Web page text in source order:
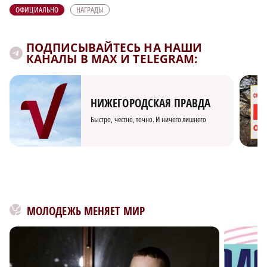
ОФИЦИАЛЬНО НАГРАДЫ
ПОДПИСЫВАЙТЕСЬ НА НАШИ
КАНАЛЫ В MAX И TELEGRAM:
НИЖЕГОРОДСКАЯ ПРАВДА
Быстро, честно, точно. И ничего лишнего
МОЛОДЕЖЬ МЕНЯЕТ МИР